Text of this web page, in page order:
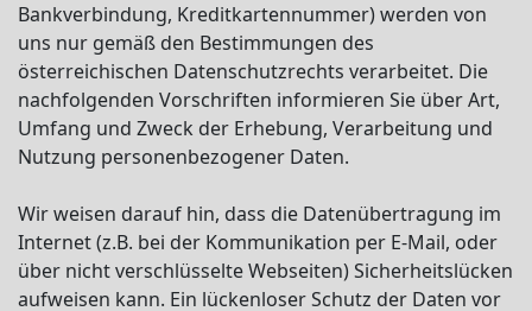
Bankverbindung, Kreditkartennummer) werden von
uns nur gemäß den Bestimmungen des
österreichischen Datenschutzrechts verarbeitet. Die
nachfolgenden Vorschriften informieren Sie über Art,
Umfang und Zweck der Erhebung, Verarbeitung und
Nutzung personenbezogener Daten.
Wir weisen darauf hin, dass die Datenübertragung im
Internet (z.B. bei der Kommunikation per E-Mail, oder
über nicht verschlüsselte Webseiten) Sicherheitslücken
aufweisen kann. Ein lückenloser Schutz der Daten vor